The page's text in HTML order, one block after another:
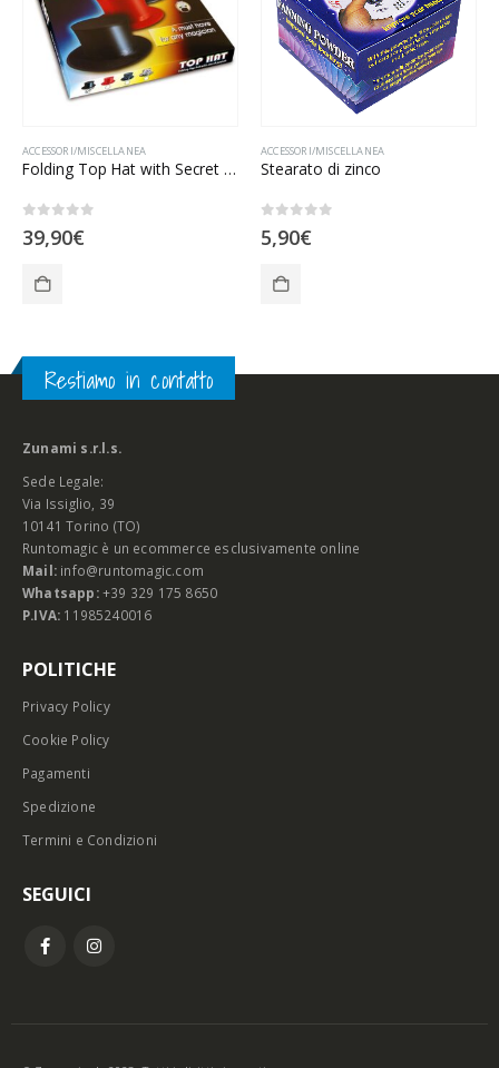
ACCESSORI/MISCELLANEA
Folding Top Hat with Secret Pocket – Black
39,90€
ACCESSORI/MISCELLANEA
Stearato di zinco
5,90€
Restiamo in contatto
Zunami s.r.l.s.
Sede Legale:
Via Issiglio, 39
10141 Torino (TO)
Runtomagic è un ecommerce esclusivamente online
Mail: info@runtomagic.com
Whatsapp: +39 329 175 8650
P.IVA: 11985240016
POLITICHE
Privacy Policy
Cookie Policy
Pagamenti
Spedizione
Termini e Condizioni
SEGUICI